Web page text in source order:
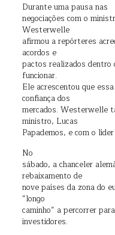
Durante uma pausa nas
negociações com o
Westerwelle
afirmou a repórteres
acordos e
pactos realizados dentro
funcionar.
Ele acrescentou que
confiança dos
mercados. Westerwelle
ministro, Lucas
Papademos, e com o
No
sábado, a chanceler
rebaixamento de
nove países da zona do
“longo
caminho” a percorrer
investidores.